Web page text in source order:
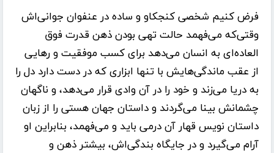
فرض کنیم شخصی کنجکاو و ساده در عنفوان جوانی‌اش
وقتی‌که می‌فهمد حالت تهی بودن ذهن قدرت فوق
العاده‌ای به انسان می‌دهد برای کسب موفقیت و رهایی
از عقب ماندگی‌هایش با تنها ابزاری که در دست دارد دل را
به دریا می‌زند و خود را در آن وادی قرار می‌دهد، و ناگهان
چشمانش بینا می‌گردند و داستان جهان هستی را از زبان
داستان نویس قهار آن درمی باید و می‌فهمد، بنابراین او
آرام می‌گیرد و در جایگاه بندگی‌اش، بیشتر ذهن و